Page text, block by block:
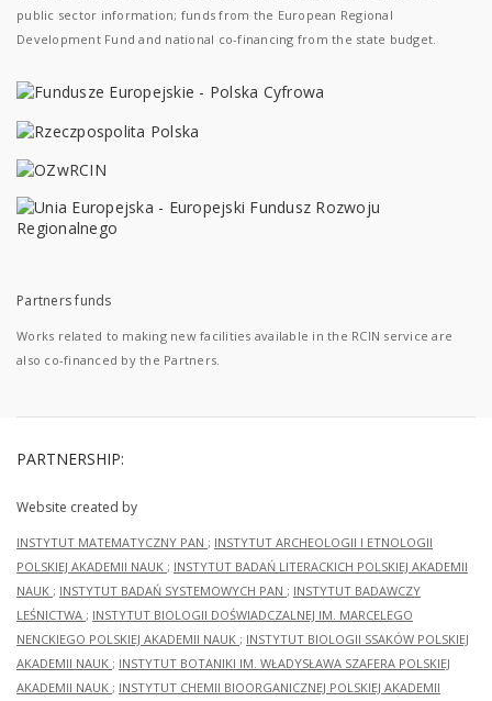
public sector information; funds from the European Regional
Development Fund and national co-financing from the state budget.
Partners funds
Works related to making new facilities available in the RCIN service are
also co-financed by the Partners.
PARTNERSHIP:
Website created by
INSTYTUT MATEMATYCZNY PAN ; INSTYTUT ARCHEOLOGII I ETNOLOGII
POLSKIEJ AKADEMII NAUK ; INSTYTUT BADAŃ LITERACKICH POLSKIEJ AKADEMII
NAUK ; INSTYTUT BADAŃ SYSTEMOWYCH PAN ; INSTYTUT BADAWCZY
LEŚNICTWA ; INSTYTUT BIOLOGII DOŚWIADCZALNEJ IM. MARCELEGO
NENCKIEGO POLSKIEJ AKADEMII NAUK ; INSTYTUT BIOLOGII SSAKÓW POLSKIEJ
AKADEMII NAUK ; INSTYTUT BOTANIKI IM. WŁADYSŁAWA SZAFERA POLSKIEJ
AKADEMII NAUK ; INSTYTUT CHEMII BIOORGANICZNEJ POLSKIEJ AKADEMII